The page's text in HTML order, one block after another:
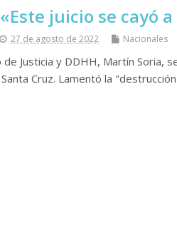
juicio se cayó
27 de agosto de 2022 Nacionales
de Justicia y DDHH, Martín Soria,
Cruz. Lamentó la